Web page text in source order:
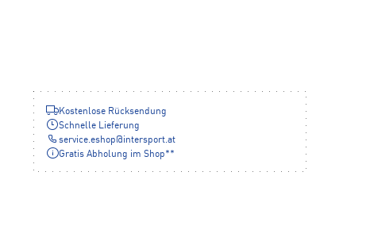
Kostenlose Rücksendung
Schnelle Lieferung
service.eshop@intersport.at
Gratis Abholung im Shop**